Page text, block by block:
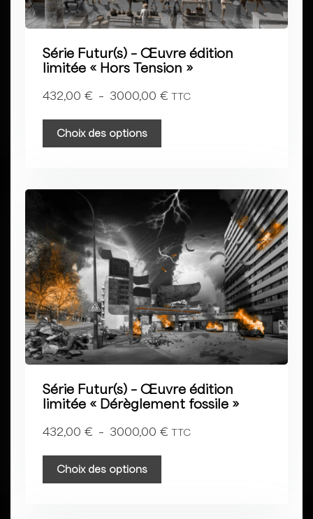
Série Futur(s) – Œuvre édition
limitée « Hors Tension »
432,00 € – 3000,00 € TTC
Choix des options
Série Futur(s) – Œuvre édition
limitée « Dérèglement fossile »
432,00 € – 3000,00 € TTC
Choix des options